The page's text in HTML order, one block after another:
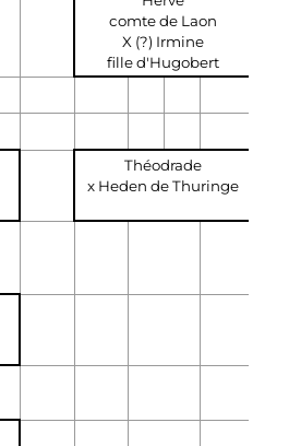
comte de Laon
X (?) Irmine
fille d'Hugobert
Théodrade
x Heden de Thuringe